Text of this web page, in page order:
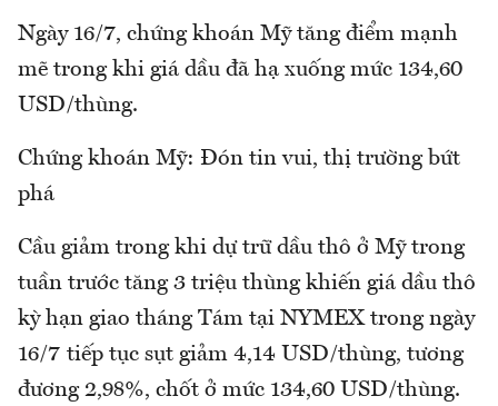
Ngày 16/7, chứng khoán Mỹ tăng điểm mạnh
mẽ trong khi giá dầu đã hạ xuống mức 134,60
USD/thùng.
Chứng khoán Mỹ: Đón tin vui, thị trường bứt
phá
Cầu giảm trong khi dự trữ dầu thô ở Mỹ trong
tuần trước tăng 3 triệu thùng khiến giá dầu thô
kỳ hạn giao tháng Tám tại NYMEX trong ngày
16/7 tiếp tục sụt giảm 4,14 USD/thùng, tương
đương 2,98%, chốt ở mức 134,60 USD/thùng.